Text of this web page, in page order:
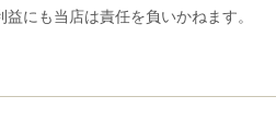
にも当店は責任を負いかねます。